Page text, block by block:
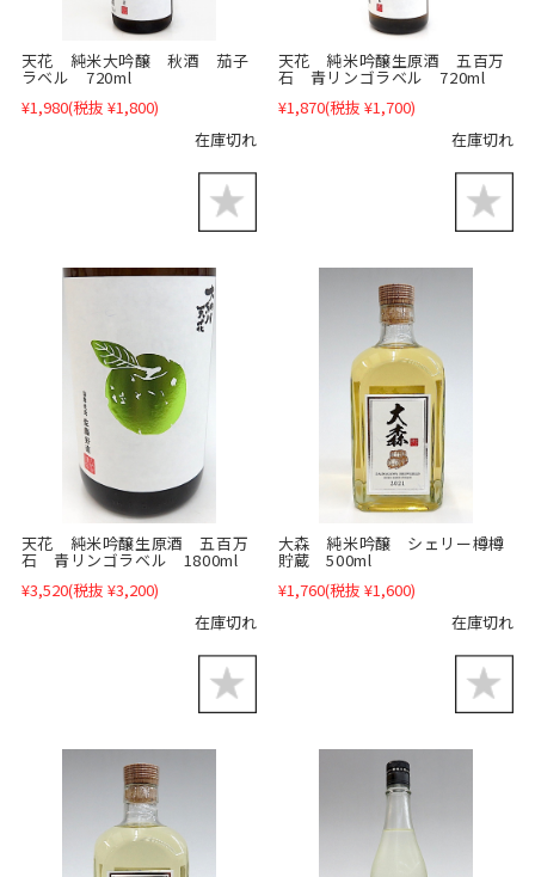
天花 純米大吟醸 秋酒 茄子
ラベル 720ml
¥1,980(税抜 ¥1,800)
在庫切れ
天花 純米吟醸生原酒 五百万
石 青リンゴラベル 720ml
¥1,870(税抜 ¥1,700)
在庫切れ
天花 純米吟醸生原酒 五百万
石 青リンゴラベル 1800ml
¥3,520(税抜 ¥3,200)
在庫切れ
大森 純米吟醸 シェリー樽樽
貯蔵 500ml
¥1,760(税抜 ¥1,600)
在庫切れ